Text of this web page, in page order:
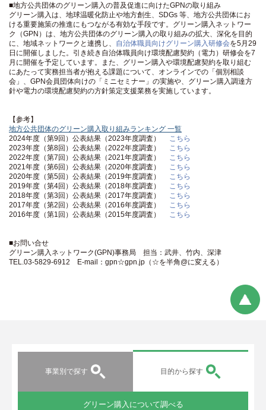
■地方公共団体のグリーン購入の普及促進に向けたGPNの取り組み
グリーン購入は、地球温暖化防止や地方創生、SDGs 等、地方公共団体にお
ける重要施策の推進にもつながる有効な手段です。グリーン購入ネットワー
ク（GPN）は、地方公共団体のグリーン購入の取り組みの拡大、深化を目的
に、地域ネットワークと連携し、 自治体職員向けグリーン購入研修会を5月29
日に開催しました。引き続き自治体職員向け環境配慮契約（電力）研修会を7
月に開催を予定しています。また、グリーン購入や環境配慮契約を取り組む
にあたって実務担当者が抱える課題について、オンラインでの「個別相談
会」、GPN会員団体向けの「ミニセミナー」の実施や、グリーン購入調達方
針や電力の環境配慮契約の方針策定支援業務を実施しています。
【参考】
地方公共団体のグリーン購入取り組みランキング 一覧
2024年度（第9回）公表結果（2023年度調査） こちら
2023年度（第8回）公表結果（2022年度調査） こちら
2022年度（第7回）公表結果（2021年度調査） こちら
2021年度（第6回）公表結果（2020年度調査） こちら
2020年度（第5回）公表結果（2019年度調査） こちら
2019年度（第4回）公表結果（2018年度調査） こちら
2018年度（第3回）公表結果（2017年度調査） こちら
2017年度（第2回）公表結果（2016年度調査） こちら
2016年度（第1回）公表結果（2015年度調査） こちら
■お問い合せ
グリーン購入ネットワーク(GPN)事務局 担当：武井、竹内、深津
TEL.03-5829-6912 E-mail：gpn☆gpn.jp（☆を半角@に変える）
事業別で探す 目的から探す
グリーン購入について調べる